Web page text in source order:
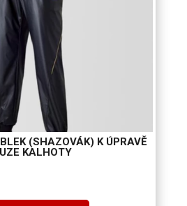
(SHAZOVÁK) K ÚPRAVĚ
KALHOTY